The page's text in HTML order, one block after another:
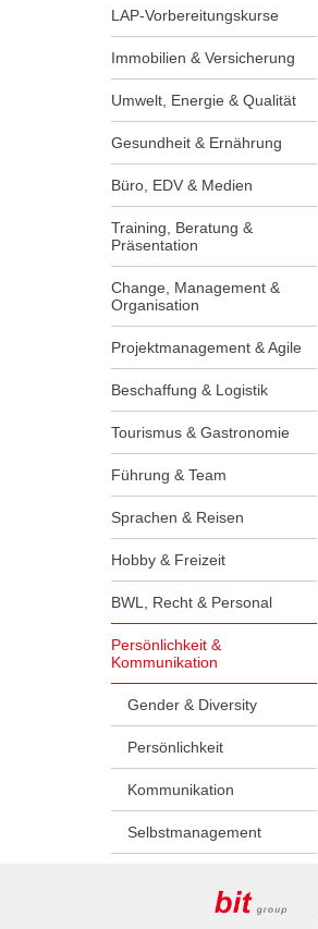
LAP-Vorbereitungskurse
Immobilien & Versicherung
Umwelt, Energie & Qualität
Gesundheit & Ernährung
Büro, EDV & Medien
Training, Beratung &
Präsentation
Change, Management &
Organisation
Projektmanagement & Agile
Beschaffung & Logistik
Tourismus & Gastronomie
Führung & Team
Sprachen & Reisen
Hobby & Freizeit
BWL, Recht & Personal
Persönlichkeit &
Kommunikation
Gender & Diversity
Persönlichkeit
Kommunikation
Selbstmanagement